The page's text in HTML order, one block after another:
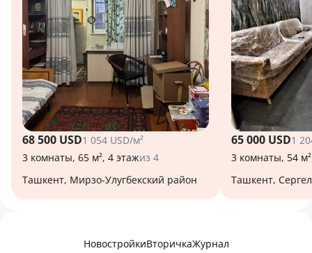
68 500 USD1 054 USD/м²
3 комнаты, 65 м², 4 этажиз 4
Ташкент, Мирзо-Улугбекский район
65 000 USD1
3 комнаты, 54
Ташкент,
НовостройкиВторичкаЖурнал